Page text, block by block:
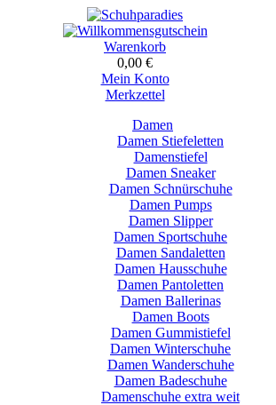
Warenkorb
0,00 €
Mein Konto
Merkzettel
Damen
Damen Stiefeletten
Damenstiefel
Damen Sneaker
Damen Schnürschuhe
Damen Pumps
Damen Slipper
Damen Sportschuhe
Damen Sandaletten
Damen Hausschuhe
Damen Pantoletten
Damen Ballerinas
Damen Boots
Damen Gummistiefel
Damen Winterschuhe
Damen Wanderschuhe
Damen Badeschuhe
Damenschuhe extra weit